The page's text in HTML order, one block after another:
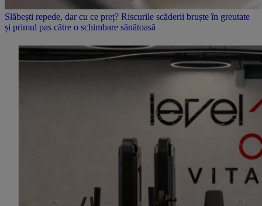
Slăbești repede, dar cu ce preț? Riscurile scăderii bruște în greutate
și primul pas către o schimbare sănătoasă